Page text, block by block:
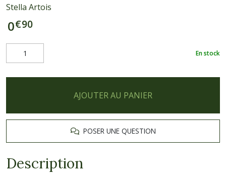
Stella Artois
0€90
En stock
AJOUTER AU PANIER
POSER UNE QUESTION
Description